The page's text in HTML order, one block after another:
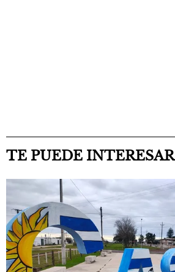
TE PUEDE INTERESAR